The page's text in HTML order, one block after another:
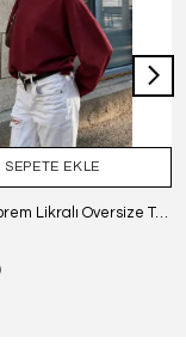
SEPETE EKLE
Kadın Suprem Likralı Oversize T-Shirt - BORDO